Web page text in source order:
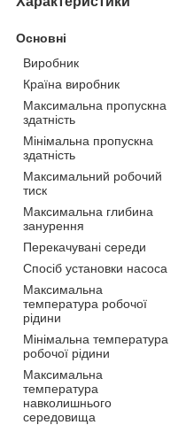
Основні
Виробник
Країна виробник
Максимальна пропускна
здатність
Мінімальна пропускна
здатність
Максимальний робочий
тиск
Максимальна глибина
занурення
Перекачувані середи
Спосіб установки насоса
Максимальна
температура робочої
рідини
Мінімальна температура
робочої рідини
Максимальна
температура
навколишнього
середовища